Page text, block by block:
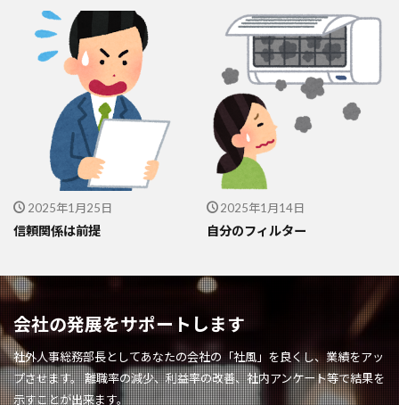
2025年1月25日
信頼関係は前提
2025年1月14日
自分のフィルター
会社の発展をサポートします
社外人事総務部長としてあなたの会社の「社風」を良くし、業績をアッ
プさせます。 離職率の減少、利益率の改善、社内アンケート等で結果を
示すことが出来ます。